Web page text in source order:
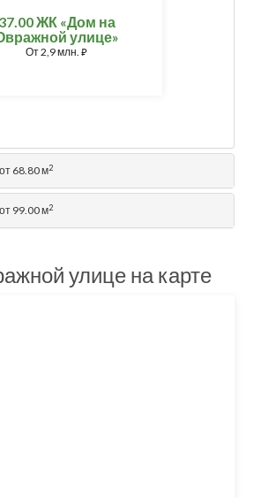
37.00 ЖК «Дом на
улице»
От2,9 млн. ⃏
от 68.80 м2
от 99.00 м2
улице на карте